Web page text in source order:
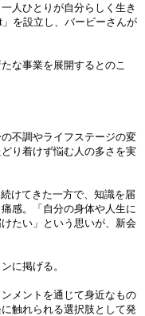
人ひとりが自分らしく生き
を設立し、バービーさんが
な事業を展開するとのこ
不調やライフステージの変
り着けず悩む人の多さを実
けてきた一方で、知識を届
感。「自分の身体や人生に
たい」という思いが、新会
に掲げる。
メントを通じて身近なもの
触れられる選択肢として発